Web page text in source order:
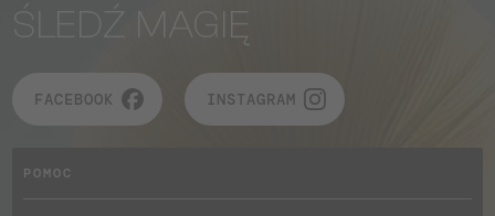
ŚLEDŹ MAGIĘ
FACEBOOK INSTAGRAM
POMOC